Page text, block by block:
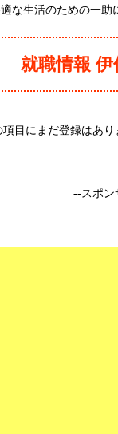
な生活のための一助
就職情報
項目にまだ登録はあり
--スポン